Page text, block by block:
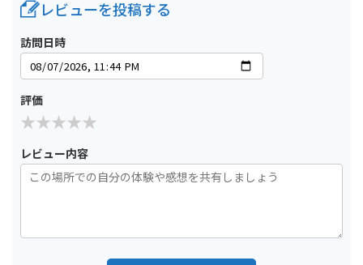
レビューを投稿する
訪問日時
評価
レビュー内容